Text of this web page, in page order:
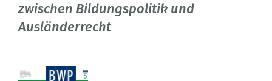
zwischen Bildungspolitik und
Ausländerrecht